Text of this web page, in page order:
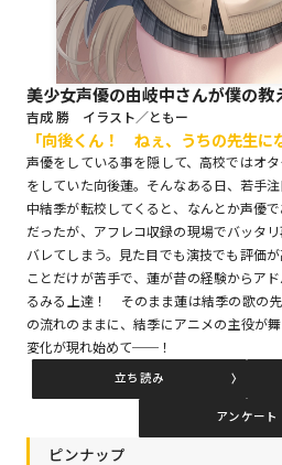
コミックガル
コミッククリ
美少女声優の由岐中さんが僕の教
吉成 勝 イラスト／ともー
「向後くん！ ねぇ、うちの先生に
声優をしている事を隠して、高校ではオ
をしていた向後蓮。そんなある日、若手
中結季が転校してくると、なんとか声優
だったが、アフレコ収録の現場でバッタ
バレてしまう。見た目でも演技でも評価
ことだけが苦手で、蓮が昔の経験からア
るみる上達！ そのまま蓮は結季の歌の
の流れのままに、結季にアニメの主役が
変化が現れ始めて──！
立ち読み
アンケート
ピンナップ